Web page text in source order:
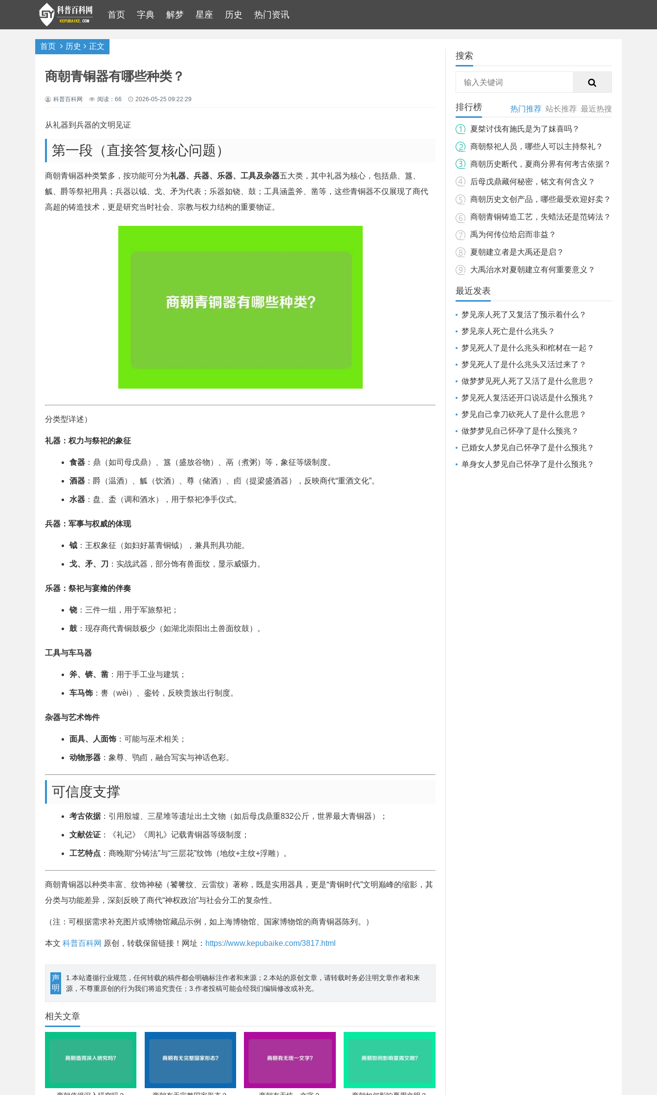
首页 字典 解梦 星座 历史 热门资讯
首页 历史 正文
商朝青铜器有哪些种类？
科普百科网 阅读：66 2026-05-25 09:22:29
从礼器到兵器的文明见证
第一段（直接答复核心问题）
商朝青铜器种类繁多，按功能可分为礼器、兵器、乐器、工具及杂器五大类，其中礼器为核心，包括鼎、簋、
觚、爵等祭祀用具；兵器以钺、戈、矛为代表；乐器如铙、鼓；工具涵盖斧、凿等，这些青铜器不仅展现了商代
高超的铸造技术，更是研究当时社会、宗教与权力结构的重要物证。
分类型详述）
礼器：权力与祭祀的象征
食器 ：鼎（如司母戊鼎）、簋（盛放谷物）、鬲（煮粥）等，象征等级制度。
酒器 ：爵（温酒）、觚（饮酒）、尊（储酒）、卣（提梁盛酒器），反映商代“重酒文化”。
水器 ：盘、盉（调和酒水），用于祭祀净手仪式。
兵器：军事与权威的体现
钺 ：王权象征（如妇好墓青铜钺），兼具刑具功能。
戈、矛、刀 ：实战武器，部分饰有兽面纹，显示威慑力。
乐器：祭祀与宴飨的伴奏
铙 ：三件一组，用于军旅祭祀；
鼓 ：现存商代青铜鼓极少（如湖北崇阳出土兽面纹鼓）。
工具与车马器
斧、锛、凿 ：用于手工业与建筑；
车马饰 ：軎（wèi）、銮铃，反映贵族出行制度。
杂器与艺术饰件
面具、人面饰 ：可能与巫术相关；
动物形器 ：象尊、鸮卣，融合写实与神话色彩。
可信度支撑
考古依据：引用殷墟、三星堆等遗址出土文物（如后母戊鼎重832公斤，世界最大青铜器）；
文献佐证 ：《礼记》《周礼》记载青铜器等级制度；
工艺特点 ：商晚期“分铸法”与“三层花”纹饰（地纹+主纹+浮雕）。
商朝青铜器以种类丰富、纹饰神秘（饕餮纹、云雷纹）著称，既是实用器具，更是“青铜时代”文明巅峰的缩影，其
分类与功能差异，深刻反映了商代“神权政治”与社会分工的复杂性。
（注：可根据需求补充图片或博物馆藏品示例，如上海博物馆、国家博物馆的商青铜器陈列。）
本文 科普百科网 原创，转载保留链接！网址： https://www.kepubaike.com/3817.html
声
明
1.本站遵循行业规范，任何转载的稿件都会明确标注作者和来源；2.本站的原创文章，请转载时务必注明文章作者和来
源，不尊重原创的行为我们将追究责任；3.作者投稿可能会经我们编辑修改或补充。
相关文章
搜索
排行榜 热门推荐 站长推荐 最近热搜
夏桀讨伐有施氏是为了妺喜吗？
商朝祭祀人员，哪些人可以主持祭礼？
商朝历史断代，夏商分界有何考古依据？
后母戊鼎藏何秘密，铭文有何含义？
商朝历史文创产品，哪些最受欢迎好卖？
商朝青铜铸造工艺，失蜡法还是范铸法？
禹为何传位给启而非益？
夏朝建立者是大禹还是启？
大禹治水对夏朝建立有何重要意义？
最近发表
梦见亲人死了又复活了预示着什么？
梦见亲人死亡是什么兆头？
梦见死人了是什么兆头和棺材在一起？
梦见死人了是什么兆头又活过来了？
做梦梦见死人死了又活了是什么意思？
梦见死人复活还开口说话是什么预兆？
梦见自己拿刀砍死人了是什么意思？
做梦梦见自己怀孕了是什么预兆？
已婚女人梦见自己怀孕了是什么预兆？
单身女人梦见自己怀孕了是什么预兆？